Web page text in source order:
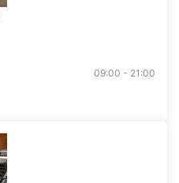
09:00 - 21:00